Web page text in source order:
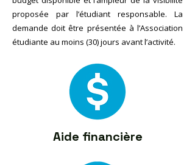
proposée par l’étudiant responsable. La
demande doit être présentée à l’Association
étudiante au moins (30) jours avant l’activité.
Aide financière